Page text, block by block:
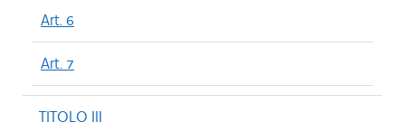
Art. 6
Art. 7
TITOLO III